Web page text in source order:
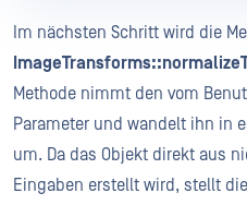
Im nächsten Schritt wird die
Methode nimmt den vom
Parameter und wandelt ihn in
um. Da das Objekt direkt aus
Eingaben erstellt wird, stellt